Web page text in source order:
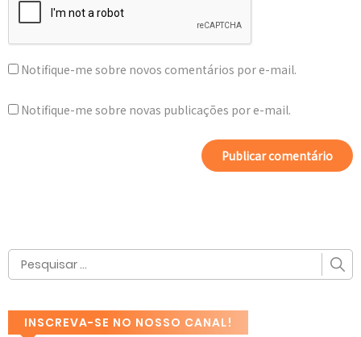
Notifique-me sobre novos comentários por e-mail.
Notifique-me sobre novas publicações por e-mail.
INSCREVA-SE NO NOSSO CANAL!